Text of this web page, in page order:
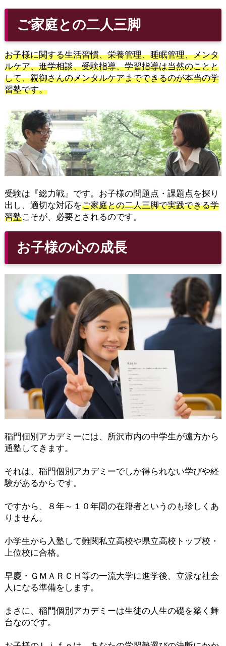
ご家庭との二人三脚
お子様に関する生活習慣、栄養管理、睡眠管理、メンタ
ルケア、進学相談、受験指導、学習指導は当然のことと
して、親御さんのメンタルケアまでできるのが本当の学
習塾です。
受験は『総力戦』です。お子様の問題点・課題点を探り
出し、適切な対応をご家庭との二人三脚で実践できる学
習塾こそが、必要とされるのです。
お子様の心の成長
稲門個別アカデミーには、所沢市内の中学生が遠方から
通塾してきます。
それは、稲門個別アカデミーでしか得られない学びや経
験があるからです。
ですから、８年～１０年間の在籍者というのも珍しくあ
りません。
小学生から入塾して難関私立高校や県立高校トップ校・
上位校に合格。
早慶・ＧＭＡＲＣＨ等の一流大学に進学後、立派な社会
人になる準備をします。
まさに、稲門個別アカデミーは生徒の人生の礎を築く舞
台なのです。